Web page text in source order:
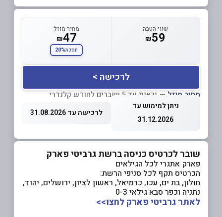
שווי הטבה
₪59
מחיר מוזל
₪47
חסכת20%
לרכישה >
מחיר מוזל — זכאות עד 5 שוברים לחודש קלנדרי
ניתן למימוש עד
31.12.2026
לרכישה עד 31.08.2026
שובר לכרטיס כניסה ברשת גרביטי פארק
פארק אתגרי לכל הגילאים
הכרטיס תקף לכל סניפי הרשת:
חולון, בת ים, עכו, כרמיאל, ראשון לציון, ירושלים, יהוד,
נתניה וכפר סבא גילאי 0-3
לאתר גרביטי פארק לחצו>>